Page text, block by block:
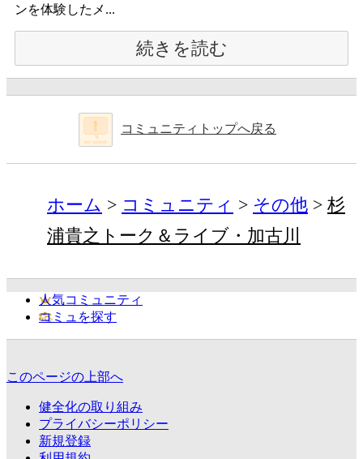
ンを体験したメ...
続きを読む
コミュニティトップへ戻る
ホーム コミュニティ その他
杉
浦貴之トーク＆ライブ・加古川
人気コミュニティ
コミュを探す
このページの上部へ
健全化の取り組み
プライバシーポリシー
新規登録